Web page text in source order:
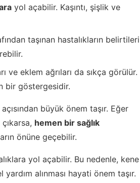
yol açabilir. Kaşıntı, şişlik ve
taşınan hastalıkların belirtileri
ve eklem ağrıları da sıkça görülür.
bir göstergesidir.
büyük önem taşır. Eğer
hemen bir sağlık
önüne geçebilir.
yol açabilir. Bu nedenle, kene
alınması hayati önem taşır.